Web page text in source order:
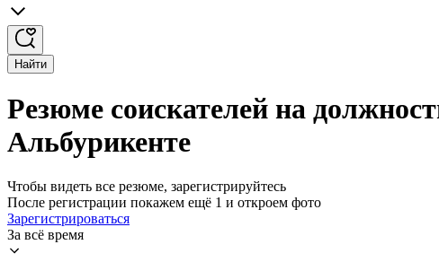
Найти
Резюме соискателей на
Альбурикенте
Чтобы видеть все резюме, зарегистрируйтесь
После регистрации покажем ещё 1 и откроем фото
Зарегистрироваться
За всё время